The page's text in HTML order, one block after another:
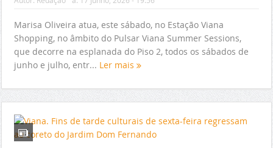
Marisa Oliveira atua, este sábado, no Estação Viana
Shopping, no âmbito do Pulsar Viana Summer Sessions,
que decorre na esplanada do Piso 2, todos os sábados de
junho e julho, entr... Ler mais